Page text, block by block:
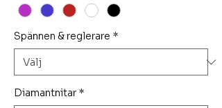
Spännen & reglerare *
Diamantnitar *